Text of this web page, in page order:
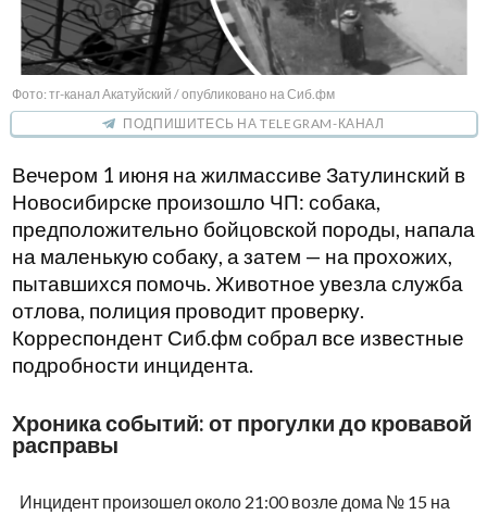
Фото: тг-канал Акатуйский / опубликовано на Сиб.фм
ПОДПИШИТЕСЬ НА TELEGRAM-КАНАЛ
Вечером 1 июня на жилмассиве Затулинский в
Новосибирске произошло ЧП: собака,
предположительно бойцовской породы, напала
на маленькую собаку, а затем — на прохожих,
пытавшихся помочь. Животное увезла служба
отлова, полиция проводит проверку.
Корреспондент Сиб.фм собрал все известные
подробности инцидента.
Хроника событий: от прогулки до кровавой
расправы
Инцидент произошел около 21:00 возле дома № 15 на